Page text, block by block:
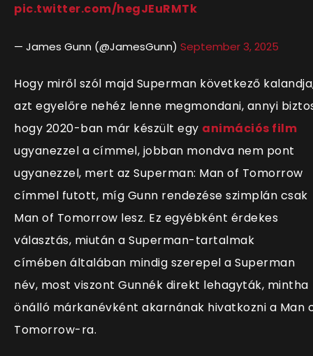
pic.twitter.com/hegJEuRMTk
— James Gunn (@JamesGunn) September 3, 2025
Hogy miről szól majd Superman következő
azt egyelőre nehéz lenne megmondani, annyi
hogy 2020-ban már készült egy animációs film
ugyanezzel a címmel, jobban mondva nem pont
ugyanezzel, mert az Superman: Man of Tomorrow
címmel futott, míg Gunn rendezése szimplán csak
Man of Tomorrow lesz. Ez egyébként érdekes
választás, miután a Superman-tartalmak
címében általában mindig szerepel a Superman
név, most viszont Gunnék direkt lehagyták, mintha
önálló márkanévként akarnának hivatkozni a Man
Tomorrow-ra.